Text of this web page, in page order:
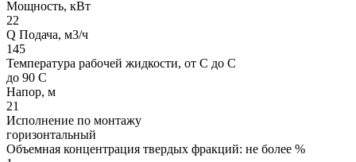
Мощность, кВт
22
Q Подача, м3/ч
145
Температура рабочей жидкости, от С до С
до 90 С
Напор, м
21
Исполнение по монтажу
горизонтальный
Объемная концентрация твердых фракций: не более %